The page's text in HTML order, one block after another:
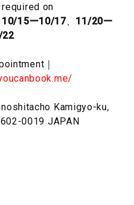
on
10/15ー10/17、 11/20ー
22
｜
Kamigyo-ku,
0019 JAPAN